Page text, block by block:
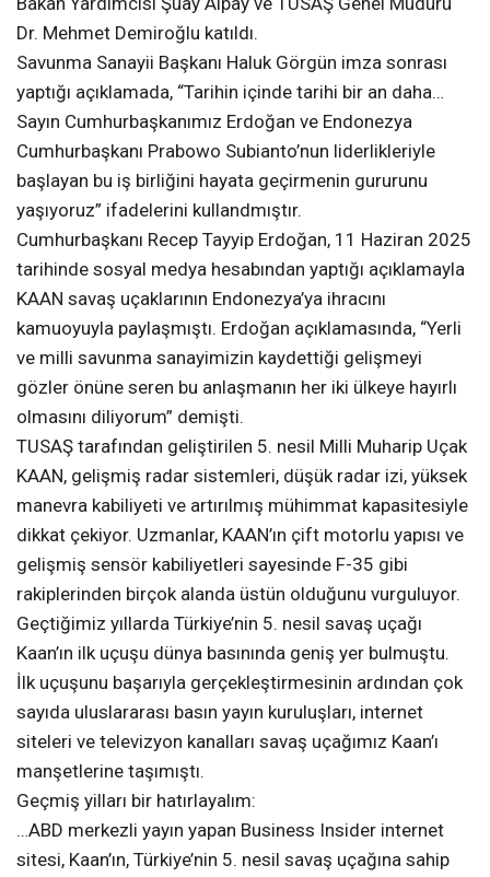
Dr. Mehmet Demiroğlu katıldı.
Savunma Sanayii Başkanı Haluk Görgün imza sonrası
yaptığı açıklamada, “Tarihin içinde tarihi bir an daha…
Sayın Cumhurbaşkanımız Erdoğan ve Endonezya
Cumhurbaşkanı Prabowo Subianto’nun liderlikleriyle
başlayan bu iş birliğini hayata geçirmenin gururunu
yaşıyoruz” ifadelerini kullandmıştır.
Cumhurbaşkanı Recep Tayyip Erdoğan, 11 Haziran 2025
tarihinde sosyal medya hesabından yaptığı açıklamayla
KAAN savaş uçaklarının Endonezya’ya ihracını
kamuoyuyla paylaşmıştı. Erdoğan açıklamasında, “Yerli
ve milli savunma sanayimizin kaydettiği gelişmeyi
gözler önüne seren bu anlaşmanın her iki ülkeye hayırlı
olmasını diliyorum” demişti.
TUSAŞ tarafından geliştirilen 5. nesil Milli Muharip Uçak
KAAN, gelişmiş radar sistemleri, düşük radar izi, yüksek
manevra kabiliyeti ve artırılmış mühimmat kapasitesiyle
dikkat çekiyor. Uzmanlar, KAAN’ın çift motorlu yapısı ve
gelişmiş sensör kabiliyetleri sayesinde F-35 gibi
rakiplerinden birçok alanda üstün olduğunu vurguluyor.
Geçtiğimiz yıllarda Türkiye’nin 5. nesil savaş uçağı
Kaan’ın ilk uçuşu dünya basınında geniş yer bulmuştu.
İlk uçuşunu başarıyla gerçekleştirmesinin ardından çok
sayıda uluslararası basın yayın kuruluşları, internet
siteleri ve televizyon kanalları savaş uçağımız Kaan’ı
manşetlerine taşımıştı.
Geçmiş yilları bir hatırlayalım:
…ABD merkezli yayın yapan Business Insider internet
sitesi, Kaan’ın, Türkiye’nin 5. nesil savaş uçağına sahip